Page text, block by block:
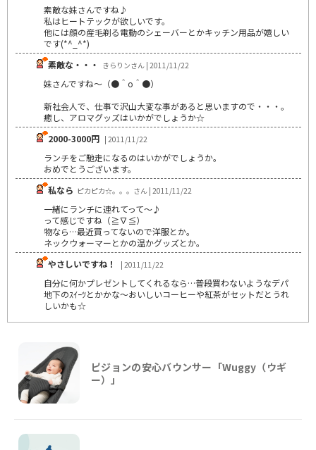
素敵な妹さんですね♪
私はヒートテックが欲しいです。
他には顔の産毛剃る電動のシェーバーとかキッチン用品が嬉しい
です(*^_^*)
素敵な・・・
きらりンさん | 2011/11/22
妹さんですね～（●＾o＾●）
新社会人で、仕事で沢山大変な事があると思いますので・・・。
癒し、アロマグッズはいかがでしょうか☆
2000-3000円 | 2011/11/22
ランチをご馳走になるのはいかがでしょうか。
おめでとうございます。
私なら ピカピカ☆。。。さん | 2011/11/22
一緒にランチに連れてって～♪
って感じですね（≧∇≦）
物なら…最近買ってないので洋服とか。
ネックウォーマーとかの温かグッズとか。
やさしいですね！
| 2011/11/22
自分に何かプレゼントしてくれるなら…普段買わないようなデパ
地下のｽｲｰﾂとかかな～おいしいコーヒーや紅茶がセットだとうれ
しいかも☆
ピジョンの安心バウンサー「Wuggy（ウギ
ー）」